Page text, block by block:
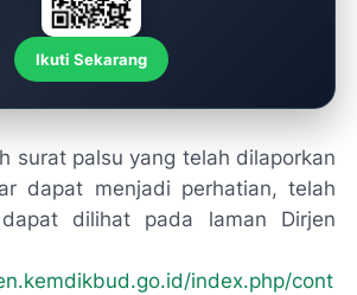
Ikuti Sekarang
surat palsu yang telah dilaporkan
dapat menjadi perhatian, telah
dilihat pada laman Dirjen
index.php/cont